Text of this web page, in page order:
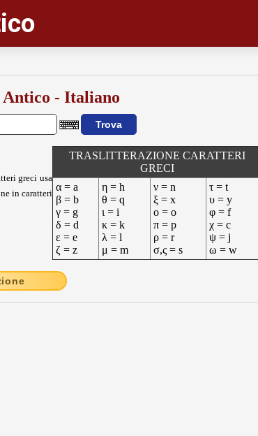
- Italiano
greci usa
in caratteri
TRASLITTERAZIONE CARATTERI
GRECI
α = a
β = b
γ = g
δ = d
ε = e
ζ = z
η = h
θ = q
ι = i
κ = k
λ = l
μ = m
ν = n
ξ = x
ο = o
π = p
ρ = r
σ,ς = s
τ = t
υ = y
φ = f
χ = c
ψ = j
ω = w